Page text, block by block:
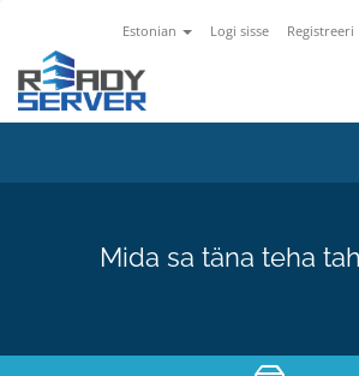
Estonian Logi sisse Registreeri
Mida sa täna teha